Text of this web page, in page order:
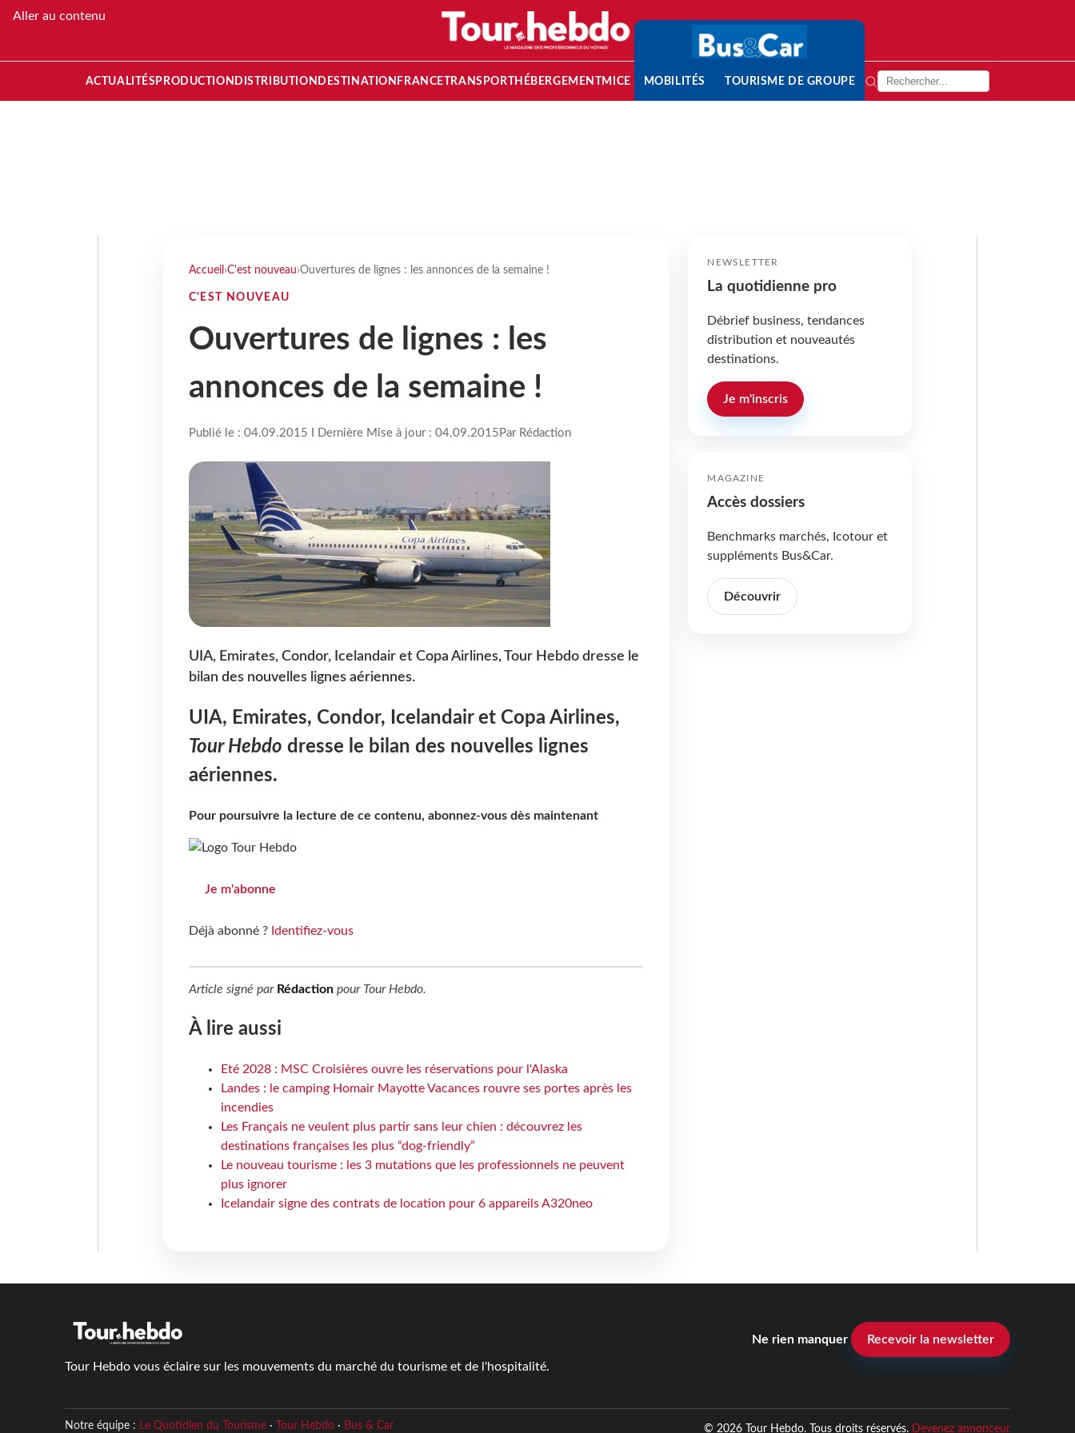
Aller au contenu
ACTUALITÉS PRODUCTION DISTRIBUTION DESTINATION FRANCETRANSPORT HÉBERGEMENTMICE MOBILITÉS TOURISME DE GROUPE
Accueil ›C'est nouveau›Ouvertures de lignes : les annonces de la semaine !
C'EST NOUVEAU
Ouvertures de lignes : les
annonces de la semaine !
Publié le : 04.09.2015 I Dernière Mise à jour : 04.09.2015 Par Rédaction
UIA, Emirates, Condor, Icelandair et Copa Airlines, Tour Hebdo dresse le
bilan des nouvelles lignes aériennes.
UIA, Emirates, Condor, Icelandair et Copa Airlines,
Tour Hebdo dresse le bilan des nouvelles lignes
aériennes.
Pour poursuivre la lecture de ce contenu, abonnez-vous dès maintenant
Je m'abonne
Déjà abonné ? Identifiez-vous
Article signé par Rédactionpour Tour Hebdo.
À lire aussi
Eté 2028 : MSC Croisières ouvre les réservations pour l'Alaska
Landes : le camping Homair Mayotte Vacances rouvre ses portes après les
incendies
Les Français ne veulent plus partir sans leur chien : découvrez les
destinations françaises les plus “dog-friendly”
Le nouveau tourisme : les 3 mutations que les professionnels ne peuvent
plus ignorer
Icelandair signe des contrats de location pour 6 appareils A320neo
NEWSLETTER
La quotidienne pro
Débrief business, tendances
distribution et nouveautés
destinations.
Je m'inscris
MAGAZINE
Accès dossiers
Benchmarks marchés, Icotour et
suppléments Bus&Car.
Découvrir
Tour Hebdo vous éclaire sur les mouvements du marché du tourisme et de l'hospitalité.
Ne rien manquer Recevoir la newsletter
Notre équipe : Le Quotidien du Tourisme· Tour Hebdo· Bus & Car © 2026 Tour Hebdo. Tous droits réservés. Devenez annonceur